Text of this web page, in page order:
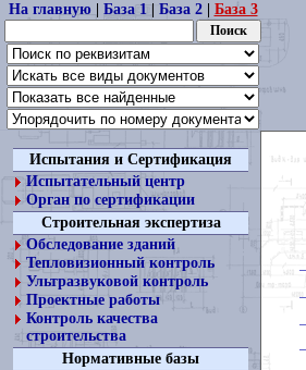
На главную| База 1| База 2| База 3
Испытания и Сертификация
Испытательный центр
Орган по сертификации
Строительная экспертиза
Обследование зданий
Тепловизионный контроль
Ультразвуковой контроль
Проектные работы
Контроль качества
строительства
Нормативные базы